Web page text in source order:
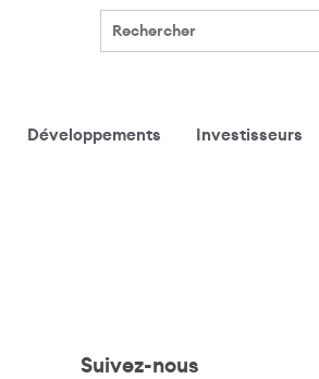
Rechercher
Développements Investisseurs
Suivez-nous